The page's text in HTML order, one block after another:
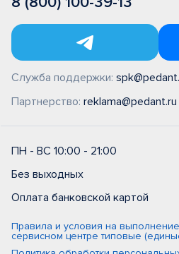
Служба поддержки:
Партнерство: reklama@pedant.ru
ПН - ВС 10:00 - 21:00
Без выходных
Оплата банковской картой
Правила и условия на
сервисном центре типовые